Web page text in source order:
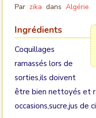
Par zika dans Algérie
Ingrédients
Coquillages
ramassés lors de
sorties,ils doivent
être bien nettoyés et
occasions,sucre,jus de